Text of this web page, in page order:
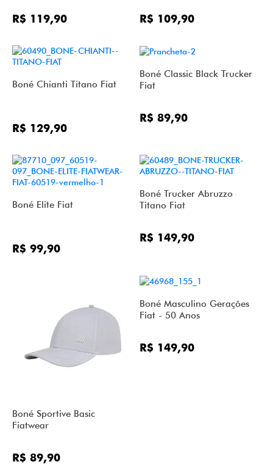
R$ 119,90 R$ 109,90
Boné Chianti Titano Fiat
R$ 129,90
Boné Classic Black Trucker
Fiat
R$ 89,90
Boné Elite Fiat
R$ 99,90
Boné Trucker Abruzzo
Titano Fiat
R$ 149,90
Boné Sportive Basic
Fiatwear
R$ 89,90
Boné Masculino Gerações
Fiat - 50 Anos
R$ 149,90